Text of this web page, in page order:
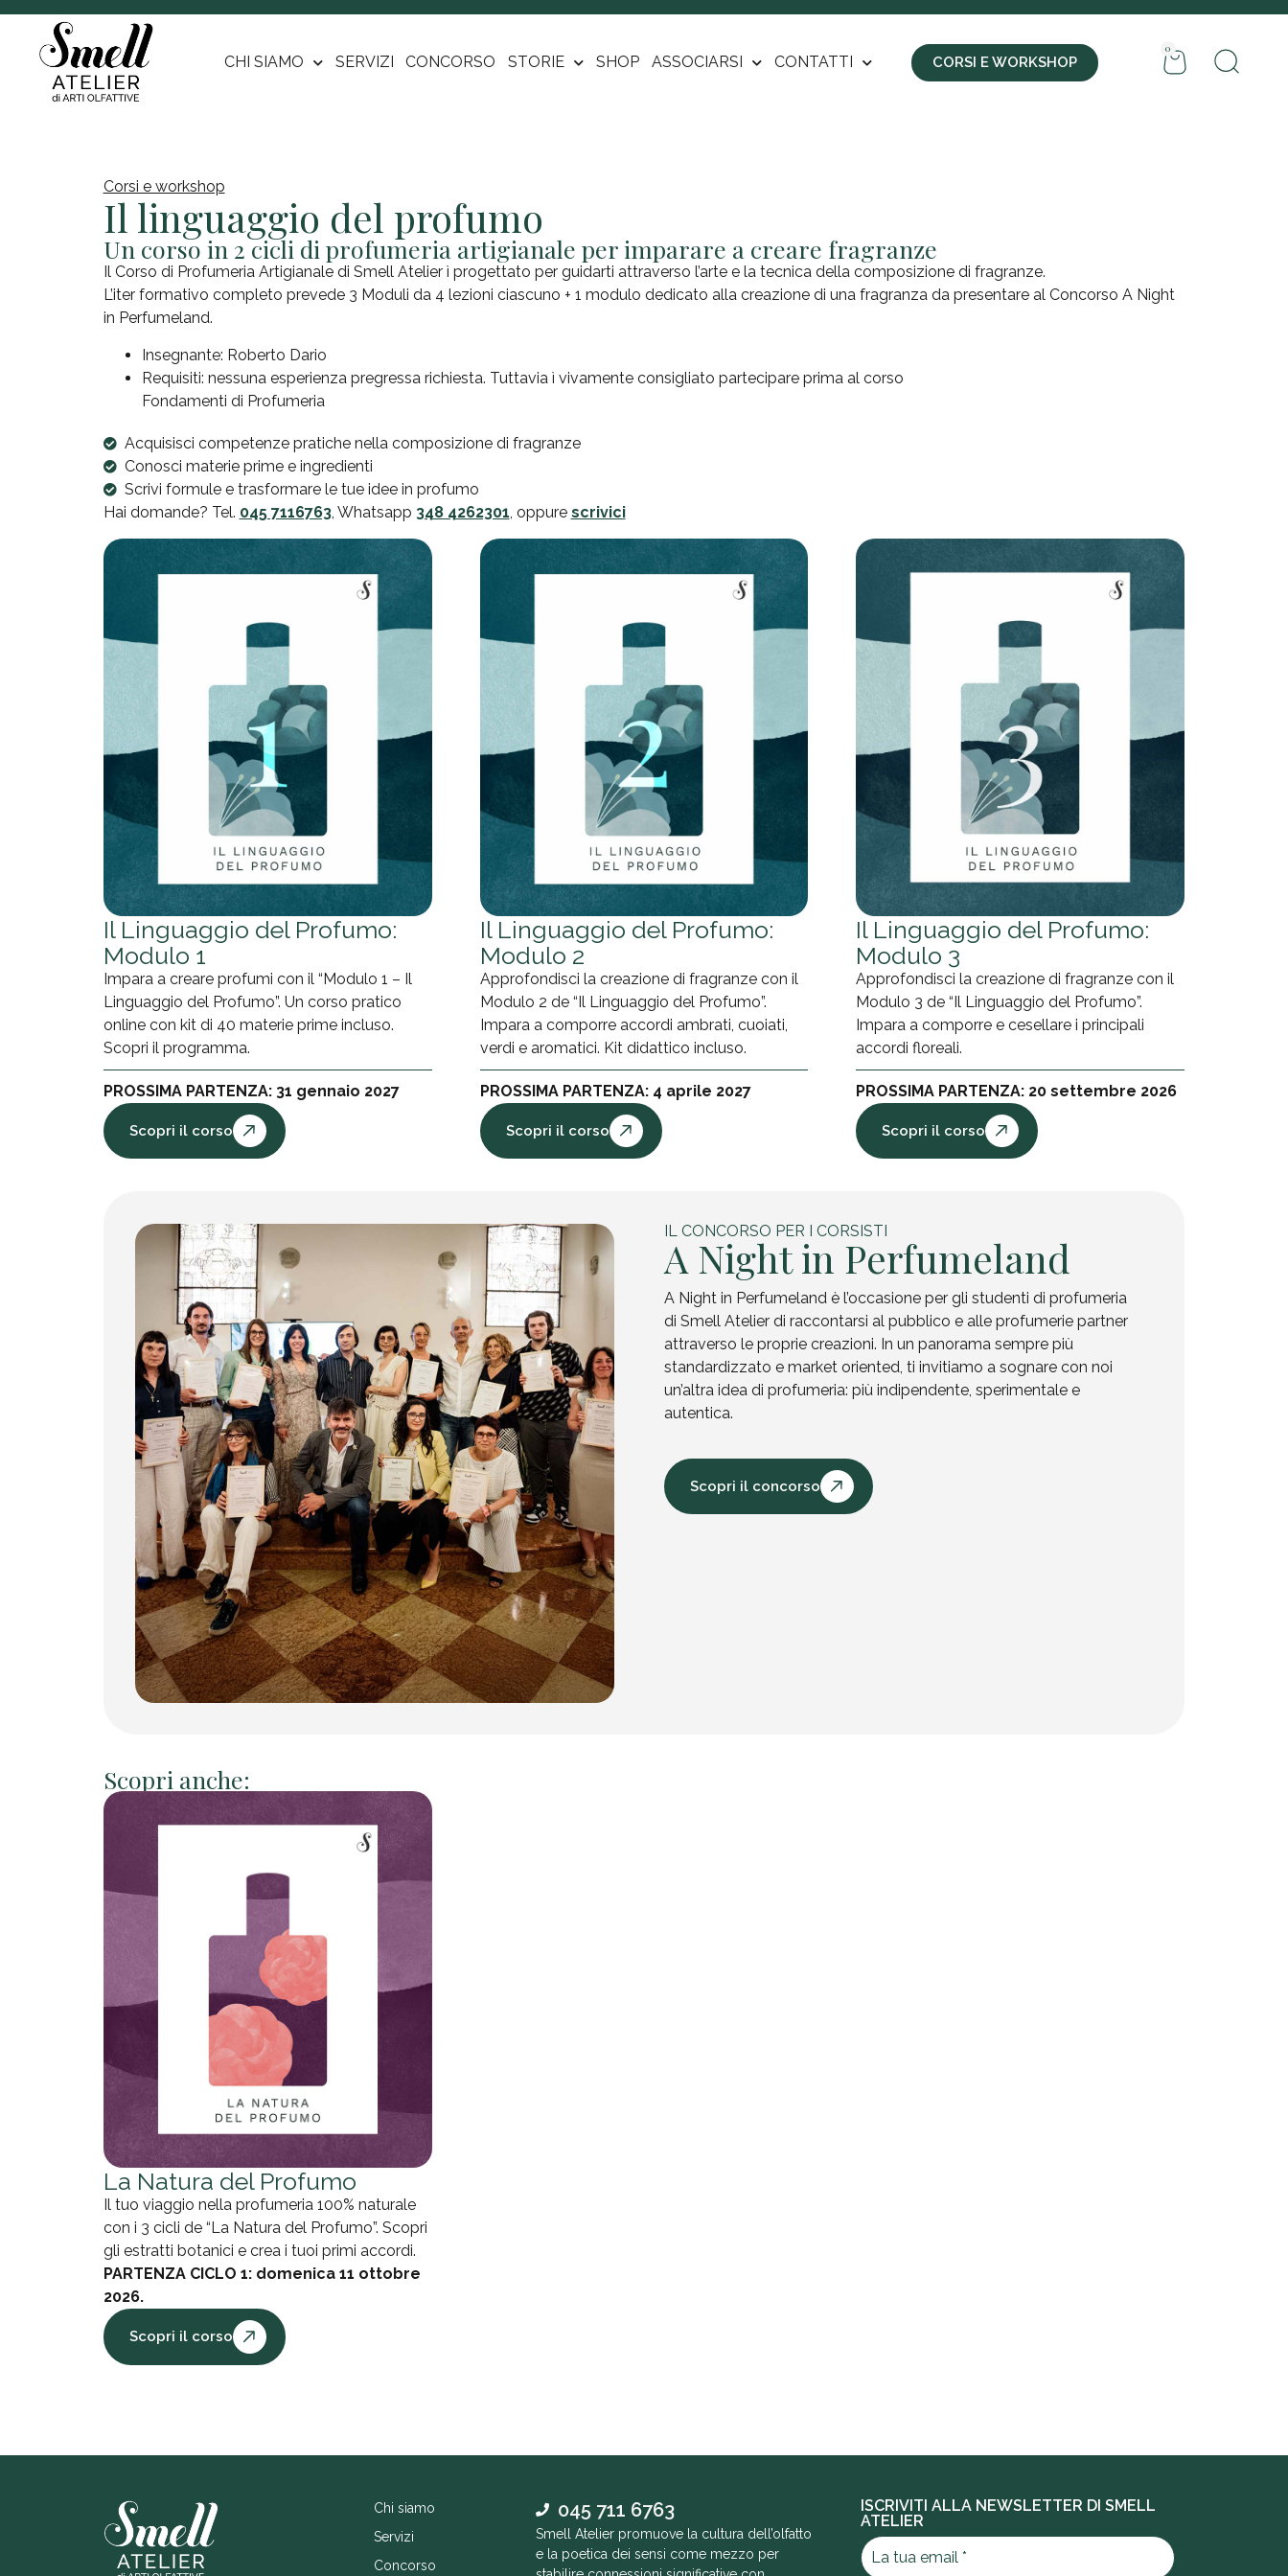
CHI SIAMO SERVIZI CONCORSO STORIE SHOP ASSOCIARSI CONTATTI CORSI E WORKSHOP
0
Corsi e workshop
Il linguaggio del profumo
Un corso in 2 cicli di profumeria artigianale per imparare a creare fragranze
Il Corso di Profumeria Artigianale di Smell Atelier ì progettato per guidarti attraverso l’arte e la tecnica della composizione di fragranze.
L’iter formativo completo prevede 3 Moduli da 4 lezioni ciascuno + 1 modulo dedicato alla creazione di una fragranza da presentare al Concorso A Night
in Perfumeland.
Insegnante: Roberto Dario
Requisiti: nessuna esperienza pregressa richiesta. Tuttavia ì vivamente consigliato partecipare prima al corso
Fondamenti di Profumeria
Acquisisci competenze pratiche nella composizione di fragranze
Conosci materie prime e ingredienti
Scrivi formule e trasformare le tue idee in profumo
Hai domande? Tel. 045 7116763, Whatsapp 348 4262301, oppure scrivici
Il Linguaggio del Profumo:
Modulo 1
Impara a creare profumi con il “Modulo 1 – Il
Linguaggio del Profumo”. Un corso pratico
online con kit di 40 materie prime incluso.
Scopri il programma.
PROSSIMA PARTENZA: 31 gennaio 2027
Scopri il corso
Il Linguaggio del Profumo:
Modulo 2
Approfondisci la creazione di fragranze con il
Modulo 2 de “Il Linguaggio del Profumo”.
Impara a comporre accordi ambrati, cuoiati,
verdi e aromatici. Kit didattico incluso.
PROSSIMA PARTENZA: 4 aprile 2027
Scopri il corso
Il Linguaggio del Profumo:
Modulo 3
Approfondisci la creazione di fragranze con il
Modulo 3 de “Il Linguaggio del Profumo”.
Impara a comporre e cesellare i principali
accordi floreali.
PROSSIMA PARTENZA: 20 settembre 2026
Scopri il corso
IL CONCORSO PER I CORSISTI
A Night in Perfumeland
A Night in Perfumeland è l’occasione per gli studenti di profumeria
di Smell Atelier di raccontarsi al pubblico e alle profumerie partner
attraverso le proprie creazioni. In un panorama sempre più
standardizzato e market oriented, ti invitiamo a sognare con noi
un’altra idea di profumeria: più indipendente, sperimentale e
autentica.
Scopri il concorso
Scopri anche:
La Natura del Profumo
Il tuo viaggio nella profumeria 100% naturale
con i 3 cicli de “La Natura del Profumo”. Scopri
gli estratti botanici e crea i tuoi primi accordi.
PARTENZA CICLO 1: domenica 11 ottobre
2026.
Scopri il corso
Chi siamo
Servizi
Concorso
045 711 6763
Smell Atelier promuove la cultura dell’olfatto
e la poetica dei sensi come mezzo per
ISCRIVITI ALLA NEWSLETTER DI SMELL
ATELIER